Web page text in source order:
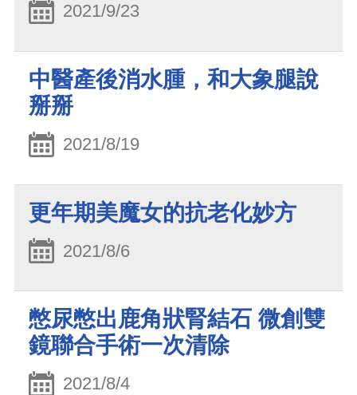
2021/9/23
中醫產後消水腫，和大象腿說
掰掰
2021/8/19
更年期美魔女的抗老化妙方
2021/8/6
憋尿憋出鹿角狀腎結石 微創雙
鏡聯合手術一次清除
2021/8/4